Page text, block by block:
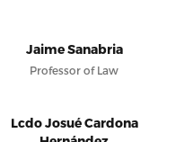
Jaime Sanabria
Professor of Law
Lcdo Josué Cardona